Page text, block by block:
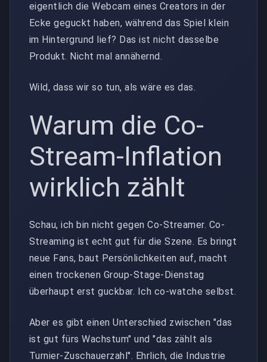
eigentlich die Webcam eines Creators in der
Ecke geguckt haben, während das Spiel klein
im Hintergrund lief? Das ist nicht dasselbe
Produkt. Nicht mal annähernd.
Wild, dass wir so tun, als wäre es das.
Warum die Co-
Stream-Inflation
wirklich zählt
Schau, ich bin nicht gegen Co-Streamer. Co-
Streaming ist echt gut für die Szene. Es bringt
neue Fans, baut Persönlichkeiten auf, macht
einen trockenen Group-Stage-Dienstag
überhaupt erst guckbar. Ich co-watche selbst.
Aber es gibt einen Unterschied zwischen "das
ist gut fürs Wachstum" und "das zählt als
Turnier-Zuschauerzahl". Ehrlich, die Industrie